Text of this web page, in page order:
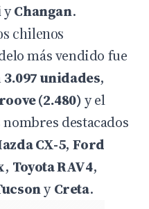
yChangan.
chilenos
más vendido fue
3.097 unidades,
(2.480)y el
nombres destacados
CX-5,Ford
, Toyota RAV4,
yCreta.